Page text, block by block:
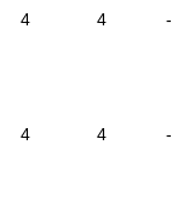
-
4
4
-
4
4